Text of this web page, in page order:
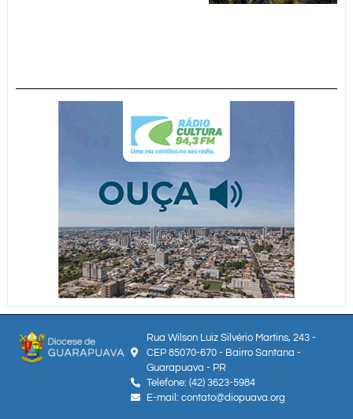
Rua Wilson Luiz Silvério Martins, 243 -
CEP 85070-670 - Bairro Santana -
Guarapuava - PR
Telefone: (42) 3623-5984
E-mail: contato@diopuava.org